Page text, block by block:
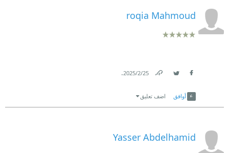
roqia Mahmoud
25‏/2‏/2025
.
أوافق اضف تعليق
Yasser Abdelhamid